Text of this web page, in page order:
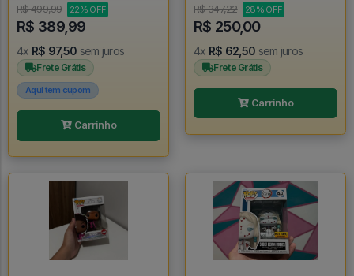
Dragon #12
R$ 499,99 22% OFF
R$ 389,99
4x R$ 97,50 sem juros
Frete Grátis
Aqui tem cupom
Carrinho
R$ 347,22
28% OFF
R$ 250,00
4x R$ 62,50 sem juros
Frete Grátis
Carrinho